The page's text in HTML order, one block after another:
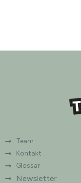
Team
Kontakt
Glossar
Newsletter